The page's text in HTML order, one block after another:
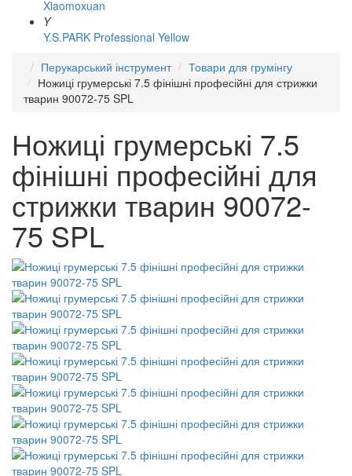
Xiaomoxuan
Y
Y.S.PARK Professional Yellow
Перукарський інструмент
Товари для грумінгу
Ножиці грумерські 7.5 фінішні професійні для стрижки
тварин 90072-75 SPL
Ножиці грумерські 7.5
фінішні професійні для
стрижки тварин 90072-
75 SPL